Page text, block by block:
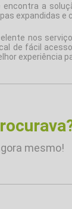
a
expandidas e
nos
de fácil
experiência
mesmo!